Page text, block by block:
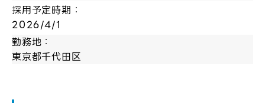
採用予定時期：
2026/4/1
勤務地：
東京都千代田区